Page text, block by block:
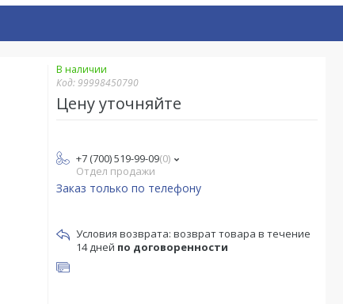
В наличии
Код:99998450790
Цену уточняйте
+7 (700) 519-99-09 0
Отдел продажи
Заказ только по телефону
возврат товара в течение
14 дней по договоренности